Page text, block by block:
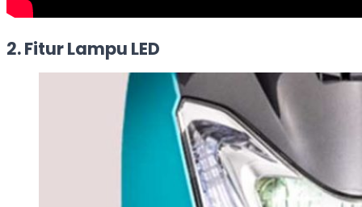
2. Fitur Lampu LED